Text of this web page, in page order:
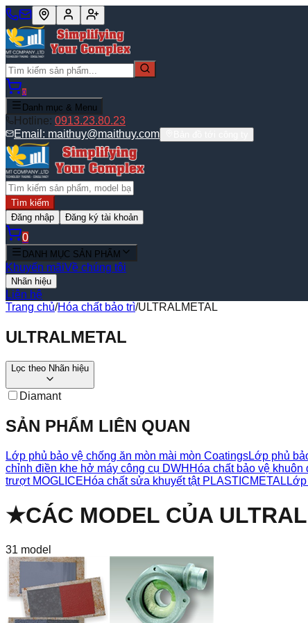
0
Danh mục & Menu
Hotline: 0913.23.80.23
Email: maithuy@maithuy.com
Tìm kiếm
Đăng nhập
Đăng ký tài khoản
0
DANH MỤC SẢN PHẨM
Khuyến mãiVề chúng tôi
Nhãn hiệu
Liên hệ
Trang chủ/Hóa chất bảo trì/ULTRALMETAL
ULTRALMETAL
Lọc theo Nhãn hiệu
Diamant
SẢN PHẨM LIÊN QUAN
Lớp phủ bảo vệ chống ăn mòn mài mòn CoatingsLớp phủ
chỉnh điền khe hở máy công cụ DWH Hóa chất bảo vệ khuôn
trượt MOGLICEHóa chất sửa khuyết tật PLASTICMETAL
★CÁC MODEL CỦA
31 model